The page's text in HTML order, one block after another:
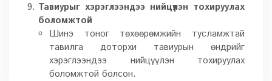
Тавиурыг хэрэглээндээ нийцүүлэн тохируулах
боломжтой
Шинэ тоног төхөөрөмжийн тусламжтай
тавилга доторхи тавиурын өндрийг
хэрэглээндээ нийцүүлэн тохируулах
боломжтой болсон.